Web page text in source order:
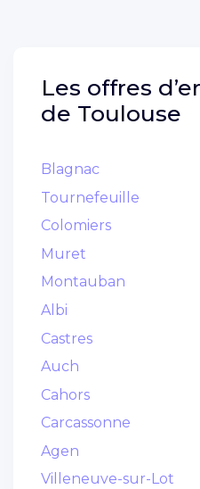
Les offres
de Toulouse
Blagnac
Tournefeuille
Colomiers
Muret
Montauban
Albi
Castres
Auch
Cahors
Carcassonne
Agen
Villeneuve-sur-Lot